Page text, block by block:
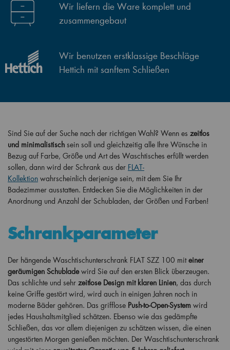
Wir liefern die Ware komplett und
zusammengebaut
Wir benutzen erstklassige Beschläge
Hettich mit sanftem Schließen
Sind Sie auf der Suche nach der richtigen Wahl? Wenn es zeitlos
und minimalistisch sein soll und gleichzeitig alle Ihre Wünsche in
Bezug auf Farbe, Größe und Art des Waschtisches erfüllt werden
sollen, dann wird der Schrank aus der FLAT-
Kollektion wahrscheinlich derjenige sein, mit dem Sie Ihr
Badezimmer ausstatten. Entdecken Sie die Möglichkeiten in der
Anordnung und Anzahl der Schubladen, der Größen und Farben!
Schrankparameter
Der hängende Waschtischunterschrank FLAT SZZ 100 mit einer
geräumigen Schublade wird Sie auf den ersten Blick überzeugen.
Das schlichte und sehr zeitlose Design mit klaren Linien, das durch
keine Griffe gestört wird, wird auch in einigen Jahren noch in
moderne Bäder gehören. Das grifflose Push-to-Open-System wird
jedes Haushaltsmitglied schätzen. Ebenso wie das gedämpfte
Schließen, das vor allem diejenigen zu schätzen wissen, die einen
ungestörten Morgen genießen möchten. Der Waschtischunterschrank